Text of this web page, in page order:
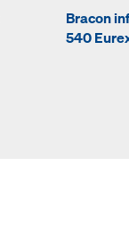
Bracon
540